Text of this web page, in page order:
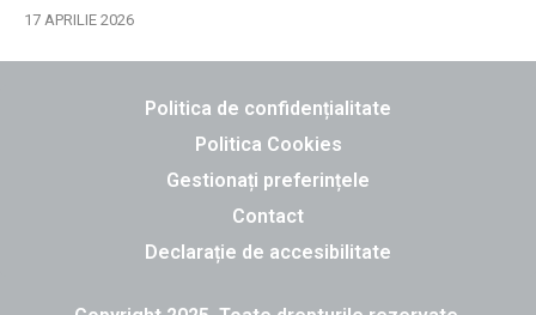
17 APRILIE 2026
Politica de confidențialitate
Politica Cookies
Gestionați preferințele
Contact
Declarație de accesibilitate